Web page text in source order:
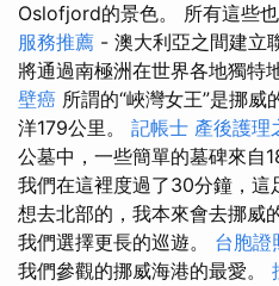
Oslofjord的景色。 所有這些
服務推薦 - 澳大利亞之間建立
將通過南極洲在世界各地獨特
壁癌 所謂的“峽灣女王”是挪
洋179公里。 記帳士 產後護理
公墓中，一些簡單的墓碑來自
我們在這裡度過了30分鐘，這
想去北部的，我本來會去挪威
我們選擇更長的巡遊。 台胞證
我們參觀的挪威海港的最愛。